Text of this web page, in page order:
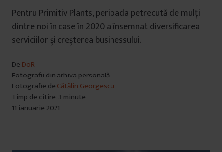
Pentru Primitiv Plants, perioada petrecută de mulți
dintre noi în case în 2020 a însemnat diversificarea
serviciilor și creșterea businessului.
De DoR
Fotografii din arhiva personală
Fotografie de Cătălin Georgescu
Timp de citire: 3 minute
11 ianuarie 2021